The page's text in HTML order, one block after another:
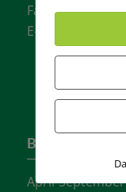
Fax: + 49 511-
E-Mail:
Bürozeiten
April-